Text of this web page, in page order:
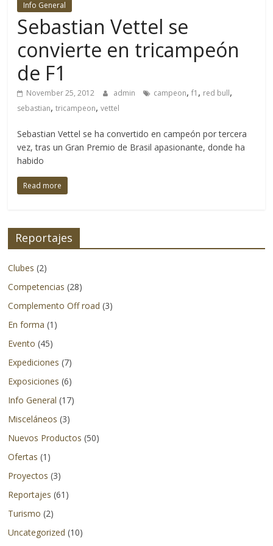
4×4
aventura
refiere.
No
solo
eventos
sino
también
adentrarnos
en
otros
Info General
Sebastian Vettel se
convierte en tricampeón
de F1
November 25, 2012 admin campeon,f1 , red bull,
sebastian,tricampeon,vettel
Sebastian Vettel se ha convertido en campeón por tercera
vez, tras un Gran Premio de Brasil apasionante, donde ha
habido
Read more
Reportajes
Clubes (2)
Competencias (28)
Complemento Off road (3)
En forma (1)
Evento (45)
Expediciones (7)
Exposiciones (6)
Info General (17)
Misceláneos (3)
Nuevos Productos (50)
Ofertas (1)
Proyectos (3)
Reportajes (61)
Turismo (2)
Uncategorized (10)